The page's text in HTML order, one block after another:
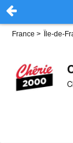
France > Île-de-